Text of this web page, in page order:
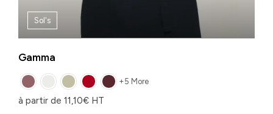
Sol's
Gamma
+5 More
à partir de 11,10€ HT